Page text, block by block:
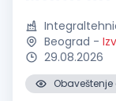
Beograd -
29.08.2026